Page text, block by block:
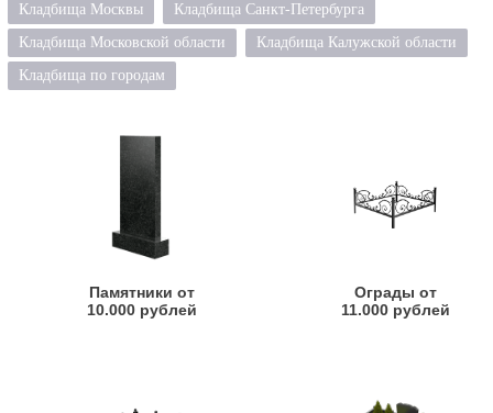
Кладбища Москвы
Кладбища Санкт-Петербурга
Кладбища Московской области
Кладбища Калужской области
Кладбища по городам
Памятники от
10.000 рублей
Ограды от
11.000 рублей